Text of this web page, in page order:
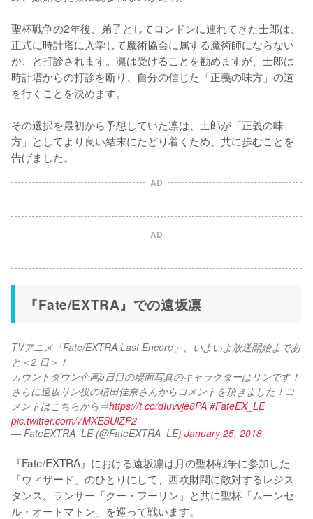
聖杯戦争の2年後、弟子としてロンドンに連れてきた士郎は、
正式に時計塔に入学して魔術協会に属する魔術師にならない
か、と打診されます。凛は受けることを勧めますが、士郎は
時計塔からの打診を断り、自分の信じた「正義の味方」の道
を行くことを決めます。
その選択を最初から予想していた凛は、士郎が「正義の味
方」としてより良い結末にたどり着くため、共に歩むことを
告げました。
AD
AD
『Fate/EXTRA』での遠坂凛
TVアニメ「Fate/EXTRA Last Encore」、いよいよ放送開始まであ
と＜2 日＞！
カウントダウン企画5日目の場面写真のキャラクターはリンです！
さらに遠坂リン役の植田佳奈さんからコメントを頂きました！コ
メントはこちらから⇒https://t.co/dIuvvje8PA #FateEX_LE
pic.twitter.com/7MXESUlZP2
— FateEXTRA_LE (@FateEXTRA_LE) January 25, 2018
『Fate/EXTRA』における遠坂凛は月の聖杯戦争に参加した
「ウィザード」のひとりにして、西欧財閥に敵対するレジス
タンス。ランサー「クー・フーリン」と共に聖杯「ムーンセ
ル・オートマトン」を巡って戦います。